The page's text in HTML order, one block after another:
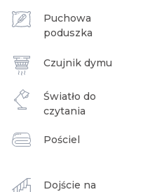
Puchowa
poduszka
Czujnik dymu
Światło do
czytania
Pościel
Dojście na